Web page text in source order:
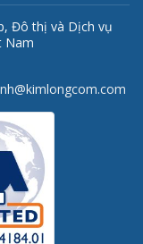
Đô thị và Dịch vụ
Nam